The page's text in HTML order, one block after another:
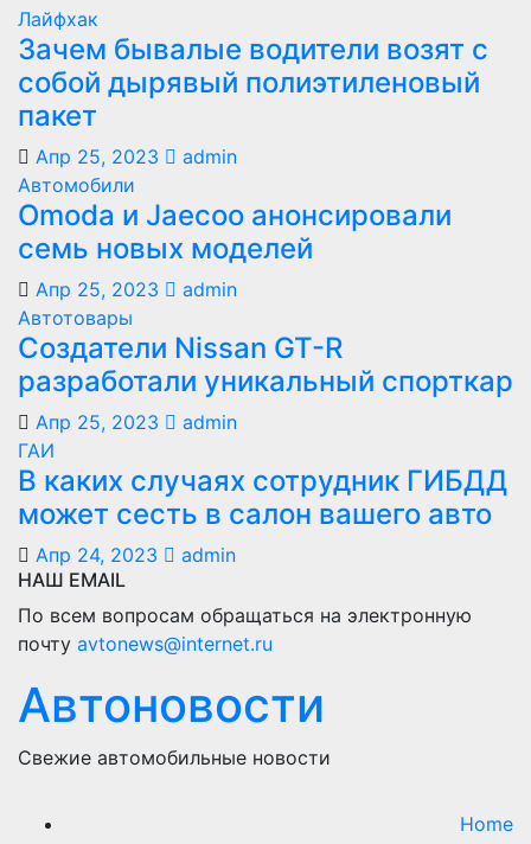
Лайфхак
Зачем бывалые водители возят с
собой дырявый полиэтиленовый
пакет
Апр 25, 2023
admin
Автомобили
Оmoda и Jaecoo анонсировали
семь новых моделей
Апр 25, 2023
admin
Автотовары
Создатели Nissan GT-R
разработали уникальный спорткар
Апр 25, 2023
admin
ГАИ
В каких случаях сотрудник ГИБДД
может сесть в салон вашего авто
Апр 24, 2023
admin
НАШ EMAIL
По всем вопросам обращаться на электронную
почту avtonews@internet.ru
Автоновости
Свежие автомобильные новости
Home